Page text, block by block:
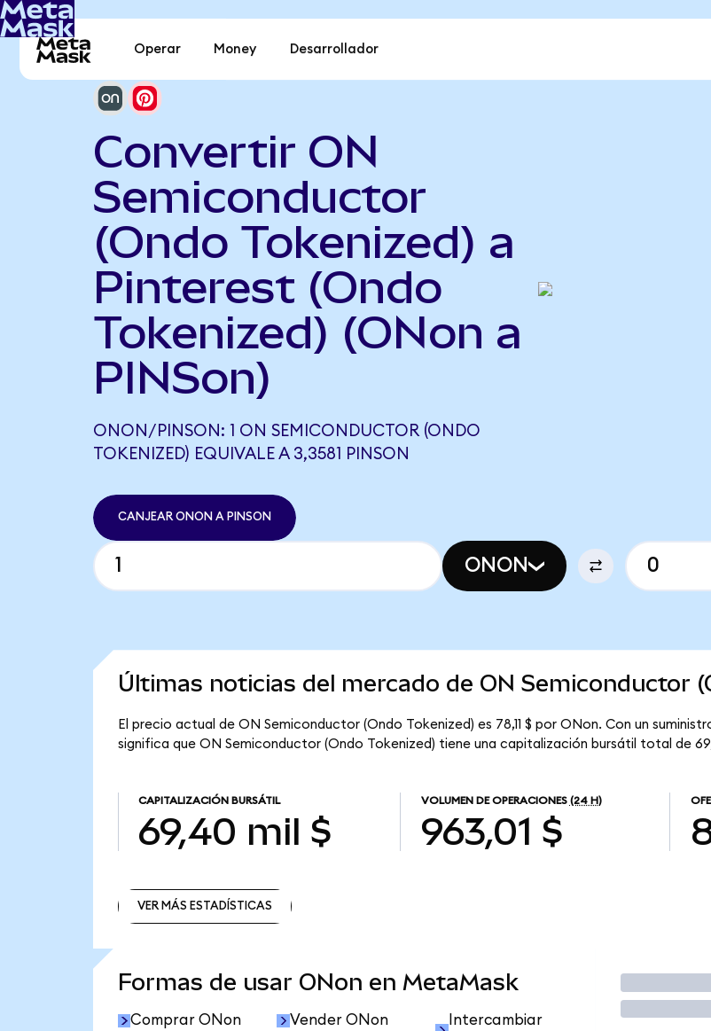
Operar Money Desarrollador
Convertir ON
Semiconductor
(Ondo Tokenized) a
Pinterest (Ondo
Tokenized) (ONon a
PINSon)
ONON/PINSON: 1 ON SEMICONDUCTOR (ONDO
TOKENIZED) EQUIVALE A 3,3581 PINSON
CANJEAR ONON A PINSON
ONON
Últimas noticias del mercado de ON Semiconductor
El precio actual de ON Semiconductor (Ondo Tokenized) es 78,11 $ por ONon. Con un
significa que ON Semiconductor (Ondo Tokenized) tiene una capitalización bursátil total de
CAPITALIZACIÓN BURSÁTIL
69,40 mil $
VOLUMEN DE OPERACIONES (24 H)
963,01 $
VER MÁS ESTADÍSTICAS
Formas de usar ONon en MetaMask
Comprar ONon Vender ONon
Intercambiar
Operar